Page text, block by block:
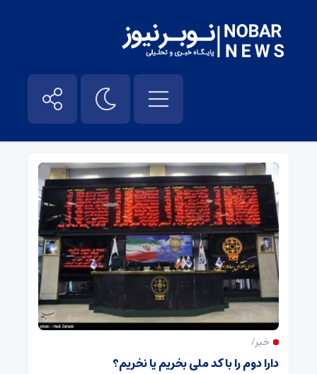
افزایش ارزش سهام در بورس – نوبر نیوز
خبر/
دارا دوم را با کد ملی بخریم یا نخریم؟